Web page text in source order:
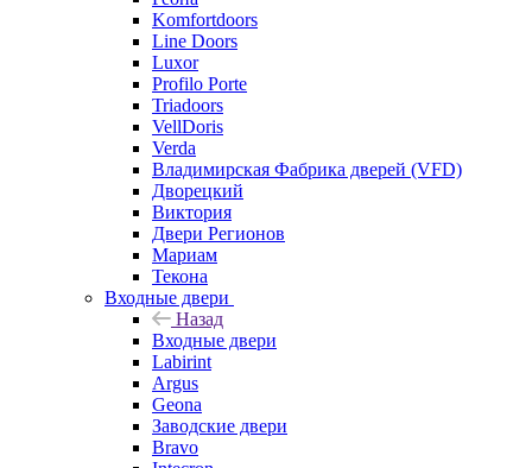
Komfortdoors
Line Doors
Luxor
Profilo Porte
Triadoors
VellDoris
Verda
Владимирская Фабрика дверей (VFD)
Дворецкий
Виктория
Двери Регионов
Мариам
Текона
Входные двери
Назад
Входные двери
Labirint
Argus
Geona
Заводские двери
Bravo